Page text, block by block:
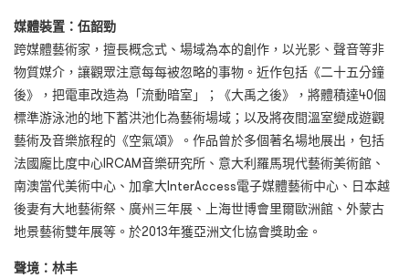
媒體裝置：伍韶勁
跨媒體藝術家，擅長概念式、場域為本的創作，以光影、聲音等非
物質媒介，讓觀眾注意每每被忽略的事物。近作包括《二十五分鐘
後》，把電車改造為「流動暗室」；《大禹之後》，將體積達40個
標準游泳池的地下蓄洪池化為藝術場域；以及將夜間溫室變成遊觀
藝術及音樂旅程的《空氣頌》。作品曾於多個著名場地展出，包括
法國龐比度中心IRCAM音樂研究所、意大利羅馬現代藝術美術館、
南澳當代美術中心、加拿大InterAccess電子媒體藝術中心、日本越
後妻有大地藝術祭、廣州三年展、上海世博會里爾歐洲館、外蒙古
地景藝術雙年展等。於2013年獲亞洲文化協會獎助金。
聲境：林丰